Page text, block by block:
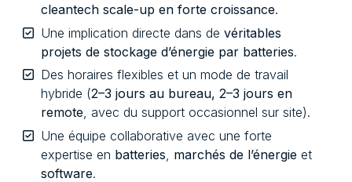
cleantech scale-up en forte croissance.
Une implication directe dans de véritables
projets de stockage d’énergie par batteries.
Des horaires flexibles et un mode de travail
hybride (2–3 jours au bureau, 2–3 jours en
remote, avec du support occasionnel sur site).
Une équipe collaborative avec une forte
expertise en batteries marchés de l’énergie et
software.